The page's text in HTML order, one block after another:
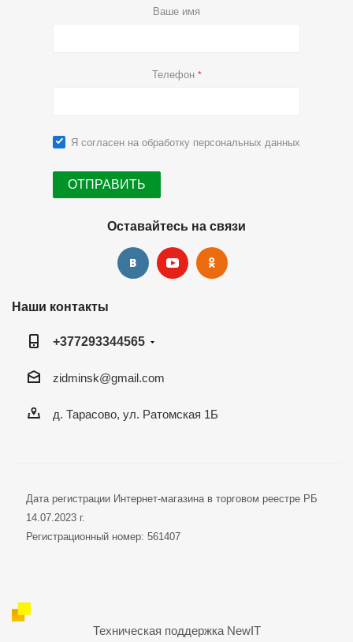
Ваше имя
Телефон *
Я согласен на обработку персональных данных
Оставайтесь на связи
Наши контакты
+377293344565
zidminsk@gmail.com
д. Тарасово, ул. Ратомская 1Б
Дата регистрации Интернет-магазина в торговом реестре РБ
14.07.2023 г.
Регистрационный номер: 561407
Техническая поддержка NewIT